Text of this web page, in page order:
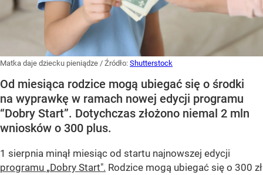
Matka daje dziecku pieniądze / Źródło: Shutterstock
Od miesiąca rodzice mogą ubiegać się o środki
na wyprawkę w ramach nowej edycji programu
“Dobry Start”. Dotychczas złożono niemal 2 mln
wniosków o 300 plus.
1 sierpnia minął miesiąc od startu najnowszej edycji
programu „Dobry Start". Rodzice mogą ubiegać się o 300 zł